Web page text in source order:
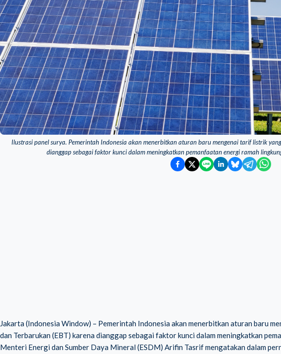
Ilustrasi panel surya. Pemerintah Indonesia akan menerbitkan aturan baru mengenai tarif listrik
dianggap sebagai faktor kunci dalam meningkatkan pemanfaatan energi ramah
Jakarta (Indonesia Window) – Pemerintah Indonesia akan menerbitkan aturan baru
dan Terbarukan (EBT) karena dianggap sebagai faktor kunci dalam meningkatkan
Menteri Energi dan Sumber Daya Mineral (ESDM) Arifin Tasrif mengatakan dalam